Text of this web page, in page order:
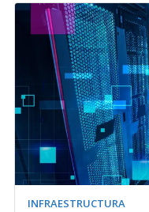
INFRAESTRUCTURA